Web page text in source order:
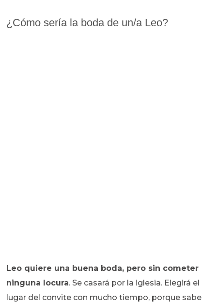
¿Cómo sería la boda de un/a Leo?
Leo quiere una buena boda, pero sin cometer
ninguna locura. Se casará por la iglesia. Elegirá el
lugar del convite con mucho tiempo, porque sabe